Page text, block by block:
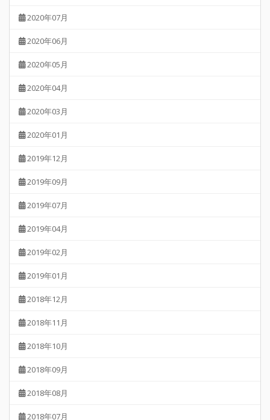
2020年07月
2020年06月
2020年05月
2020年04月
2020年03月
2020年01月
2019年12月
2019年09月
2019年07月
2019年04月
2019年02月
2019年01月
2018年12月
2018年11月
2018年10月
2018年09月
2018年08月
2018年07月